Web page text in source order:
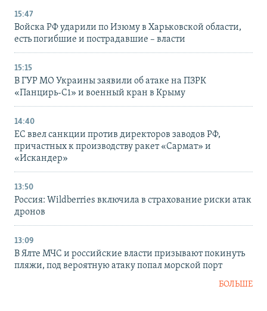
15:47
Войска РФ ударили по Изюму в Харьковской области,
есть погибшие и пострадавшие – власти
15:15
В ГУР МО Украины заявили об атаке на ПЗРК
«Панцирь-С1» и военный кран в Крыму
14:40
ЕС ввел санкции против директоров заводов РФ,
причастных к производству ракет «Сармат» и
«Искандер»
13:50
Россия: Wildberries включила в страхование риски атак
дронов
13:09
В Ялте МЧС и российские власти призывают покинуть
пляжи, под вероятную атаку попал морской порт
БОЛЬШЕ